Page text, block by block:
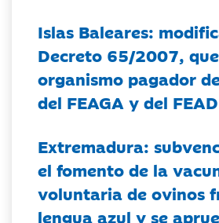
Islas Baleares:
Decreto 65/2007,
organismo pagador
del FEAGA y del
Extremadura:
el fomento de la
voluntaria de ovinos
lengua azul y se